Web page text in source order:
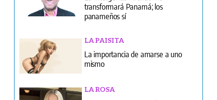
La importancia de amarse a uno
mismo
LA ROSA
Amores que nacen en tiempos
modernos
CARICATURAS